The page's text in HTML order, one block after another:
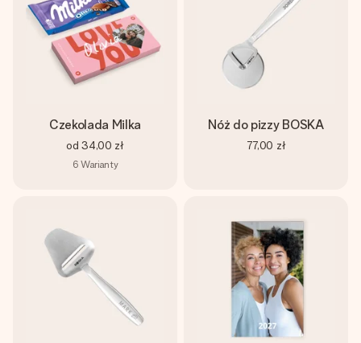
Czekolada Milka
od 34,00 zł
6 Warianty
Nóż do pizzy BOSKA
77,00 zł